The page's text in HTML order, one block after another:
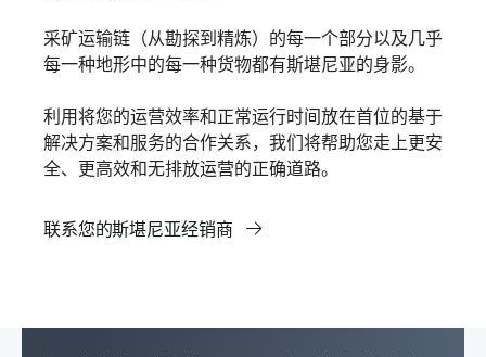
采矿运输链（从勘探到精炼）的每一个部分以及几乎
每一种地形中的每一种货物都有斯堪尼亚的身影。
利用将您的运营效率和正常运行时间放在首位的基于
解决方案和服务的合作关系，我们将帮助您走上更安
全、更高效和无排放运营的正确道路。
联系您的斯堪尼亚经销商